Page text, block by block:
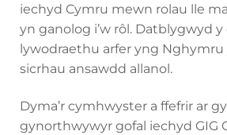
iechyd Cymru mewn rolau lle
yn ganolog i’w rôl. Datblygwyd
lywodraethu arfer yng
sicrhau ansawdd allanol.
Dyma’r cymhwyster a ffefrir ar
gynorthwywyr gofal iechyd GIG